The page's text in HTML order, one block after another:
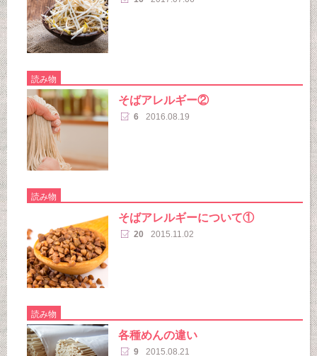
読み物
そばアレルギー②
6 2016.08.19
読み物
そばアレルギーについて①
20 2015.11.02
読み物
各種めんの違い
9 2015.08.21